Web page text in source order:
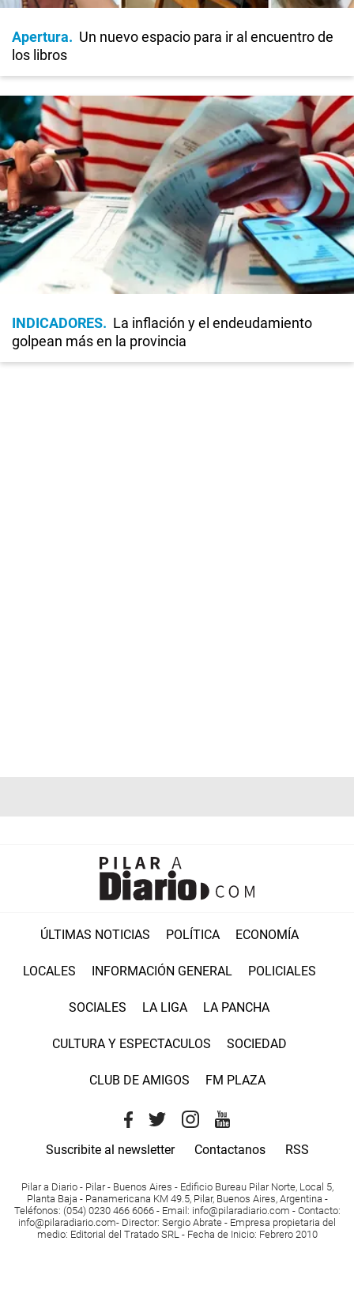
Apertura
Un nuevo espacio para ir al encuentro de
los libros
INDICADORES
La inflación y el endeudamiento
golpean más en la provincia
ÚLTIMAS NOTICIAS POLÍTICA ECONOMÍA
LOCALES INFORMACIÓN GENERAL POLICIALES
SOCIALES LA LIGA LA PANCHA
CULTURA Y ESPECTACULOS SOCIEDAD
CLUB DE AMIGOS FM PLAZA
Suscribite al newsletter Contactanos RSS
Pilar a Diario - Pilar - Buenos Aires - Edificio Bureau Pilar Norte, Local 5,
Planta Baja - Panamericana KM 49.5, Pilar, Buenos Aires, Argentina -
Teléfonos: (054) 0230 466 6066 - Email : info@pilaradiario.com - Contacto:
info@pilaradiario.com- Director: Sergio Abrate - Empresa propietaria del
medio: Editorial del Tratado SRL - Fecha de Inicio: Febrero 2010